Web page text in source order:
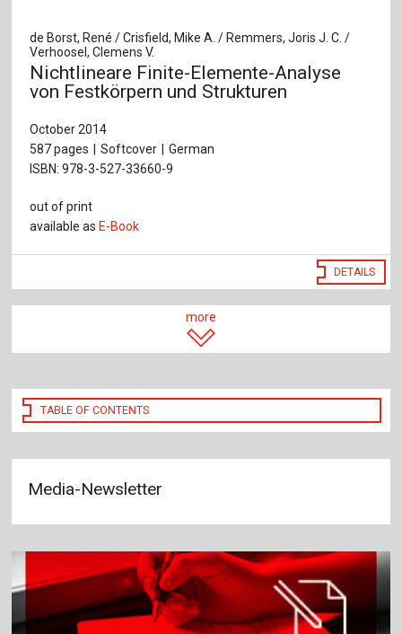
de Borst, René / Crisfield, Mike A. / Remmers, Joris J. C. /
Verhoosel, Clemens V.
Nichtlineare Finite-Elemente-Analyse
von Festkörpern und Strukturen
October 2014
587 pages
Softcover
German
ISBN: 978-3-527-33660-9
out of print
available as E-Book
DETAILS
more
TABLE OF CONTENTS
Media-Newsletter